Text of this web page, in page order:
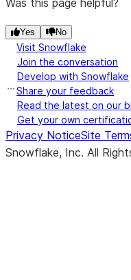
Wheat Products
Beef
dtype: object
>>> s = pd.Series
...
>>> s .idxmin()
'A'
>>> s. idxmin (
Was this page helpful?
Yes No
Visit Snowflake
Join the conversation
Develop with Snowflake
Share your feedback
Read the latest on our
Get your own
Privacy NoticeSite
Snowflake, Inc. All